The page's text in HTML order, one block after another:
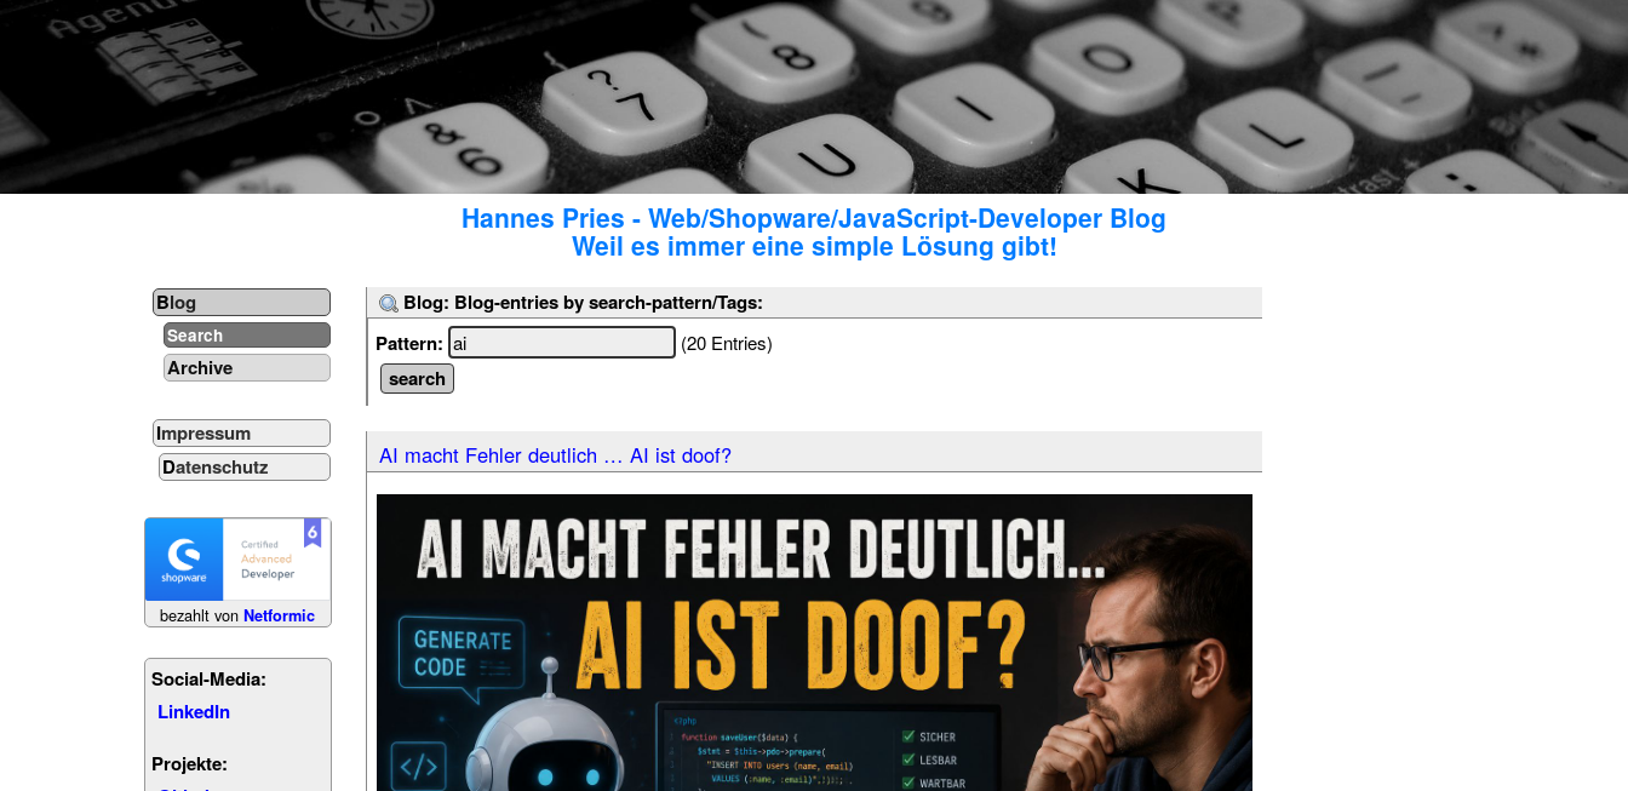
Hannes Pries - Web/Shopware/JavaScript-Developer Blog
Weil es immer eine simple Lösung gibt!
Blog
Search
Archive
Impressum
Datenschutz
bezahlt vonNetformic
Social-Media:
LinkedIn
Projekte:
Blog: Blog-entries by search-pattern/Tags:
Pattern:
(20 Entries)
AI macht Fehler deutlich … AI ist doof?